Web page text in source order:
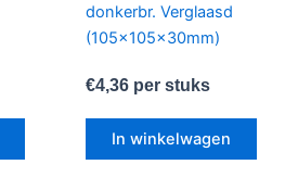
donkerbr. Verglaasd
(105x105x30mm)
€4,36per stuks
In winkelwagen